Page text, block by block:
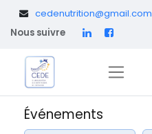
cedenutrition@gmail.com
Nous suivre
Événements